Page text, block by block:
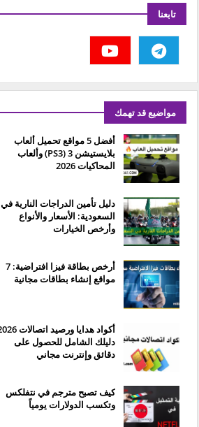
تابعنا
مواضيع قد تهمك
أفضل 5 مواقع تحميل ألعاب
بلايستيشن 3 (PS3) وألعاب
المحاكيات 2026
دليل تأمين الدراجات النارية في
السعودية: الأسعار والأنواع
وأرخص الخيارات
أرخص بطاقة فيزا افتراضية: 7
مواقع إنشاء بطاقات مجانية
دليلك الشامل للحصول على
دقائق وإنترنت مجاني
كيف تصبح مترجم في نتفلكس
وتكسب الدولارات يومياً